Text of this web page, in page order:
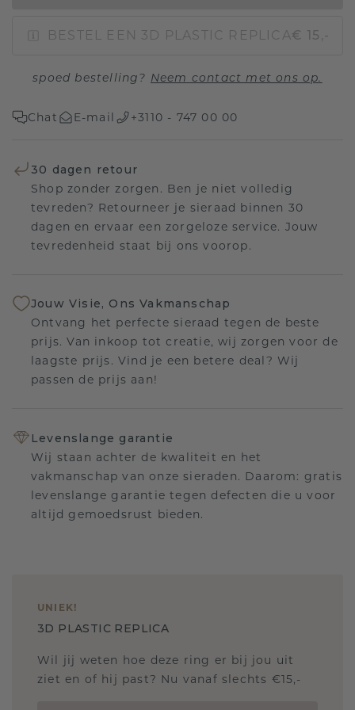
BESTEL EEN 3D PLASTIC REPLICA€ 15,-
spoed bestelling? Neem contact met ons op.
Chat E-mail +3110 - 747 00 00
30 dagen retour
Shop zonder zorgen. Ben je niet volledig
tevreden? Retourneer je sieraad binnen 30
dagen en ervaar een zorgeloze service. Jouw
tevredenheid staat bij ons voorop.
Jouw Visie, Ons Vakmanschap
Ontvang het perfecte sieraad tegen de beste
prijs. Van inkoop tot creatie, wij zorgen voor de
laagste prijs. Vind je een betere deal? Wij
passen de prijs aan!
Levenslange garantie
Wij staan achter de kwaliteit en het
vakmanschap van onze sieraden. Daarom: gratis
levenslange garantie tegen defecten die u voor
altijd gemoedsrust bieden.
UNIEK!
3D PLASTIC REPLICA
Wil jij weten hoe deze ring er bij jou uit
ziet en of hij past? Nu vanaf slechts €15,-